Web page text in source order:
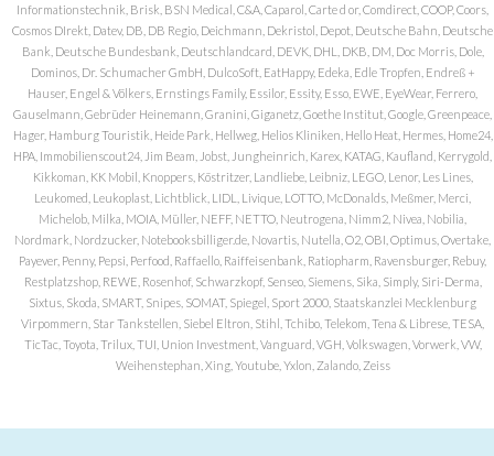
Informationstechnik, Brisk, BSN Medical, C&A, Caparol, Carte d or, Comdirect, COOP, Coors,
Cosmos DIrekt, Datev, DB, DB Regio, Deichmann, Dekristol, Depot, Deutsche Bahn, Deutsche
Bank, Deutsche Bundesbank, Deutschlandcard, DEVK, DHL, DKB, DM, Doc Morris, Dole,
Dominos, Dr. Schumacher GmbH, DulcoSoft, EatHappy, Edeka, Edle Tropfen, Endreß +
Hauser, Engel & Völkers, Ernstings Family, Essilor, Essity, Esso, EWE, EyeWear, Ferrero,
Gauselmann, Gebrüder Heinemann, Granini, Giganetz, Goethe Institut, Google, Greenpeace,
Hager, Hamburg Touristik, Heide Park, Hellweg, Helios Kliniken, Hello Heat, Hermes, Home24,
HPA, Immobilienscout24, Jim Beam, Jobst, Jungheinrich, Karex, KATAG, Kaufland, Kerrygold,
Kikkoman, KK Mobil, Knoppers, Köstritzer, Landliebe, Leibniz, LEGO, Lenor, Les Lines,
Leukomed, Leukoplast, Lichtblick, LIDL, Livique, LOTTO, McDonalds, Meßmer, Merci,
Michelob, Milka, MOIA, Müller, NEFF, NETTO, Neutrogena, Nimm2, Nivea, Nobilia,
Nordmark, Nordzucker, Notebooksbilliger.de, Novartis, Nutella, O2, OBI, Optimus, Overtake,
Payever, Penny, Pepsi, Perfood, Raffaello, Raiffeisenbank, Ratiopharm, Ravensburger, Rebuy,
Restplatzshop, REWE, Rosenhof, Schwarzkopf, Senseo, Siemens, Sika, Simply, Siri-Derma,
Sixtus, Skoda, SMART, Snipes, SOMAT, Spiegel, Sport 2000, Staatskanzlei Mecklenburg
Virpommern, Star Tankstellen, Siebel Eltron, Stihl, Tchibo, Telekom, Tena & Librese, TESA,
TicTac, Toyota, Trilux, TUI, Union Investment, Vanguard, VGH, Volkswagen, Vorwerk, VW,
Weihenstephan, Xing, Youtube, Yxlon, Zalando, Zeiss